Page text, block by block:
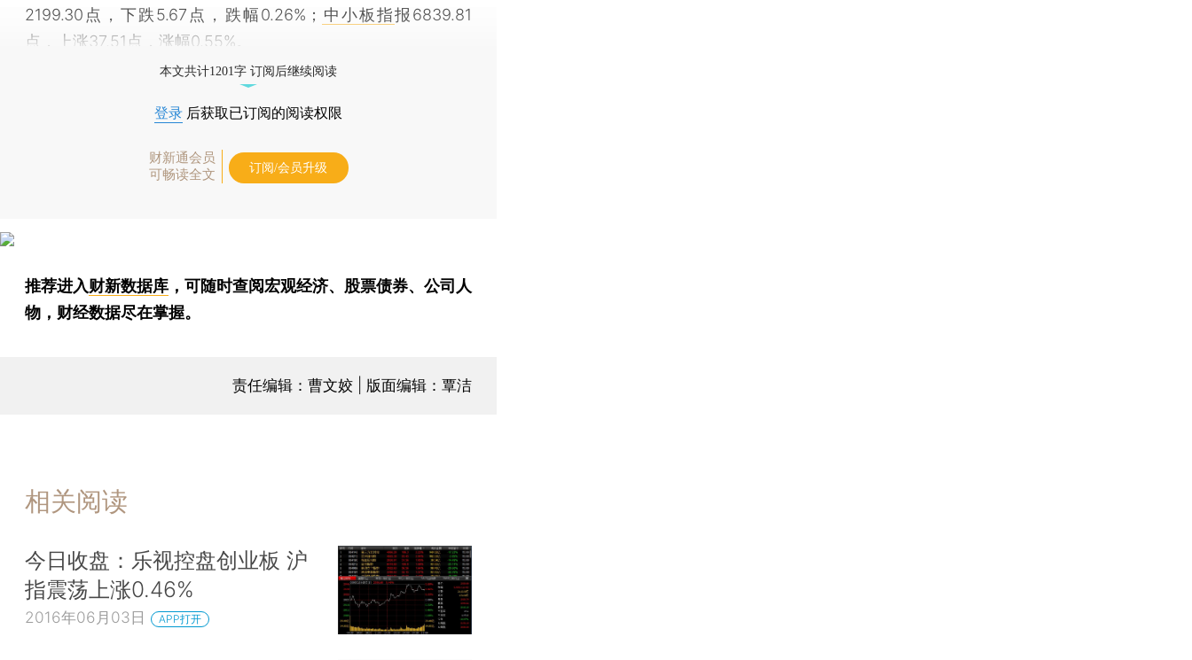
2199.30点，下跌5.67点，跌幅0.26%； 中小板指报6839.81
点，上涨37.51点，涨幅0.55%。
本文共计1201字 订阅后继续阅读
登录 后获取已订阅的阅读权限
财新通会员
可畅读全文
订阅/会员升级
推荐进入财新数据库 ，可随时查阅宏观经济、股票债券、公司人
物，财经数据尽在掌握。
责任编辑：曹文姣 | 版面编辑：覃洁
相关阅读
今日收盘：乐视控盘创业板 沪
指震荡上涨0.46%
2016年06月03日 APP打开